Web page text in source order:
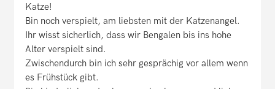
Katze!
Bin noch verspielt, am liebsten mit der Katzenangel.
Ihr wisst sicherlich, dass wir Bengalen bis ins hohe
Alter verspielt sind.
Zwischendurch bin ich sehr gesprächig vor allem wenn
es Frühstück gibt.